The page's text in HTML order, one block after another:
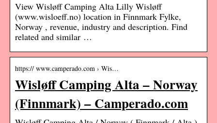
View Wisløff Camping Alta Lilly Wisløff
(www.wisloeff.no) location in Finnmark Fylke,
Norway , revenue, industry and description. Find
related and similar …
https:// www.camperado.com › Wis…
Wisløff Camping Alta – Norway
(Finnmark) – Camperado.com